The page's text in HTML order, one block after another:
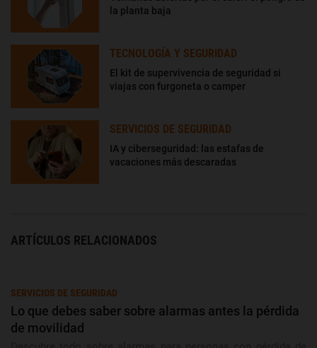
la planta baja
TECNOLOGÍA Y SEGURIDAD
El kit de supervivencia de seguridad si
viajas con furgoneta o camper
SERVICIOS DE SEGURIDAD
IA y ciberseguridad: las estafas de
vacaciones más descaradas
ARTÍCULOS RELACIONADOS
SERVICIOS DE SEGURIDAD
Lo que debes saber sobre alarmas antes la pérdida
de movilidad